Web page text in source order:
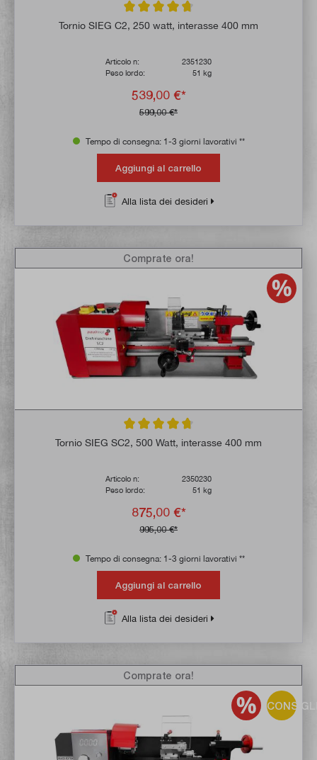
Valutazione media di 4.7 su 5 stelle
Tornio SIEG C2, 250 watt, interasse 400 mm
Articolo n:
2351230
Peso lordo:
51 kg
539,00 €*
599,00 €*
Tempo di consegna: 1-3 giorni lavorativi **
Aggiungi al carrello
Alla lista dei desideri
Valutazione media di 4.7 su 5 stelle
Tornio SIEG SC2, 500 Watt, interasse 400 mm
Articolo n:
2350230
Peso lordo:
51 kg
875,00 €*
995,00 €*
Comprate ora!
Tempo di consegna: 1-3 giorni lavorativi **
Aggiungi al carrello
Alla lista dei desideri
Comprate ora!